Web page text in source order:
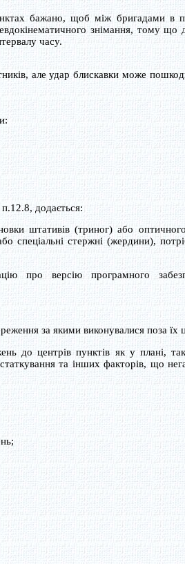
бажано, щоб між бригадами в
знімання, тому
часу.
але удар блискавки може
додається:
штативів (триног) або
спеціальні стержні (жердини),
версію програмного
за якими виконувалися поза їх
до центрів пунктів як у плані,
та інших факторів, що